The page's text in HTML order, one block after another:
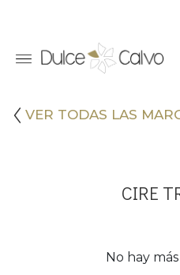
VER TODAS LAS
CIRE
No hay